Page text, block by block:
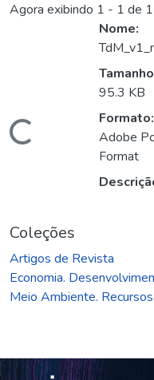
Agora exibindo 1 - 1 de 1
Nome:
95.3 KB
Formato:
Adobe
Format
Coleções
Artigos de Revista
Economia.
Meio Ambiente.